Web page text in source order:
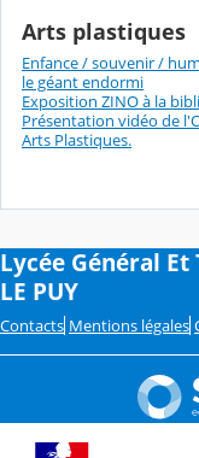
Arts plastiques
Enfance / souvenir /
le géant endormi
Exposition ZINO à la
Présentation vidéo de
Arts Plastiques.
Lycée Général
LE PUY
Contacts Mentions légales